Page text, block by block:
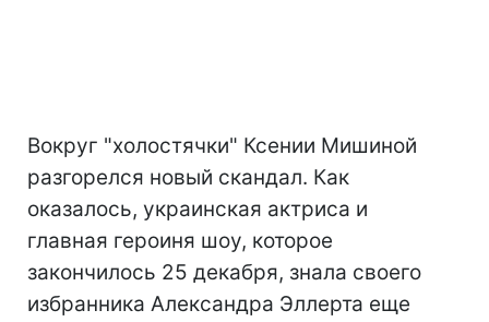
Вокруг "холостячки" Ксении Мишиной
разгорелся новый скандал. Как
оказалось, украинская актриса и
главная героиня шоу, которое
закончилось 25 декабря, знала своего
избранника Александра Эллерта еще